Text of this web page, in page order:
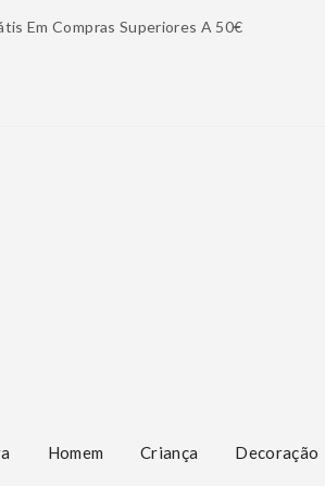
Em Compras Superiores A 50€
Homem Criança Decoração